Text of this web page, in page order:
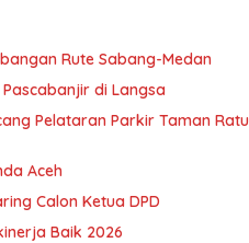
Rute Sabang-Medan
di Langsa
Pelataran Parkir Taman Ratu
Aceh
Calon Ketua DPD
Baik 2026